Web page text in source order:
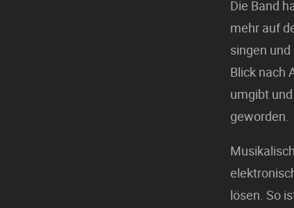
Die Band
mehr auf
singen
Blick nach
umgibt
geworden.
lösen. So